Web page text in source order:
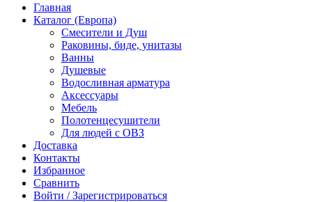
98
Mirto
GLOSSY
Главная
Каталог (Европа)
Смесители и Душ
Раковины, биде, унитазы
Ванны
Душевые
Водосливная арматура
Аксессуары
Мебель
Полотенцесушители
Для людей с ОВЗ
Доставка
Контакты
Избранное
Сравнить
Войти / Зарегистрироваться